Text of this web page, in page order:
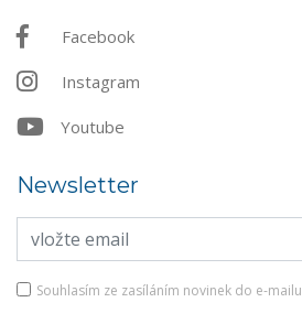
Facebook
Instagram
Youtube
Newsletter
Souhlasím ze zasíláním novinek do e-mailu